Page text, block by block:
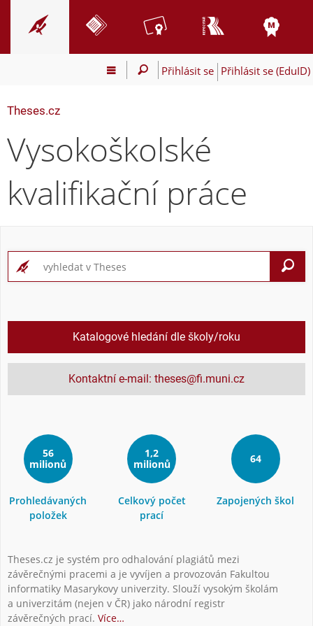
Přihlásit se Přihlásit se (EduID)
Theses.cz
Vysokoškolské
kvalifikační práce
Katalogové hledání dle školy/roku
Kontaktní e-mail: theses@fi.muni.cz
56
milionů
Prohledávaných
položek
1,2
milionů
Celkový počet
prací
64
Zapojených škol
Theses.cz je systém pro odhalování plagiátů mezi
závěrečnými pracemi a je vyvíjen a provozován Fakultou
informatiky Masarykovy univerzity. Slouží vysokým školám
a univerzitám (nejen v ČR) jako národní registr
závěrečných prací. Více…